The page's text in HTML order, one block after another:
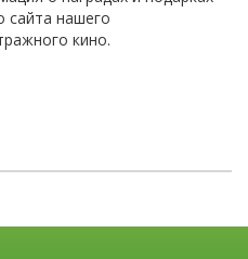
сайта нашего
кино.